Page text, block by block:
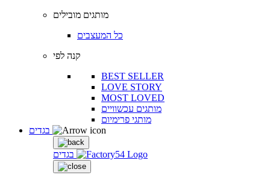
מותגים מובילים
כל המעצבים
קנה לפי
BEST SELLER
LOVE STORY
MOST LOVED
מותגים עכשוויים
מותגי פרימיום
בגדים